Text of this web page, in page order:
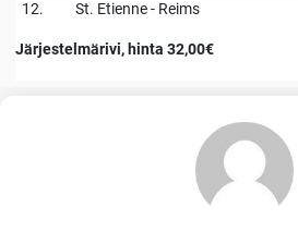
12.
St. Etienne - Reims
Järjestelmärivi, hinta 32,00€